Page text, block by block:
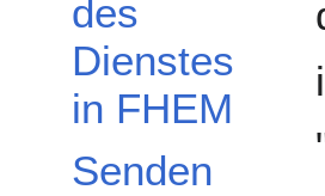
des
Dienstes
in FHEM
Senden